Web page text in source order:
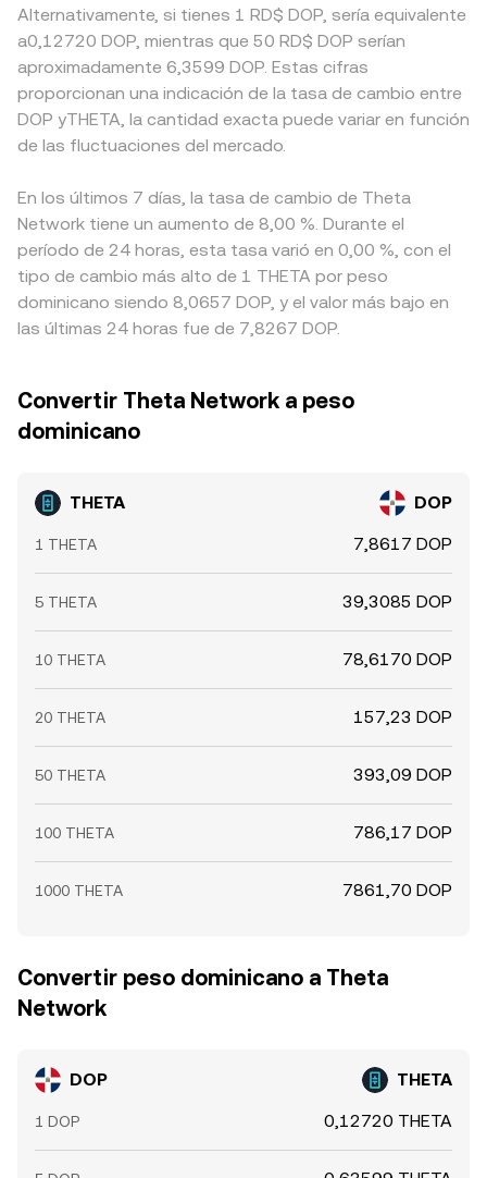
Alternativamente, si tienes 1 RD$ DOP, sería equivalente
a0,12720 DOP, mientras que 50 RD$ DOP serían
aproximadamente 6,3599 DOP. Estas cifras
proporcionan una indicación de la tasa de cambio entre
DOP yTHETA, la cantidad exacta puede variar en función
de las fluctuaciones del mercado.
En los últimos 7 días, la tasa de cambio de Theta
Network tiene un aumento de 8,00 %. Durante el
período de 24 horas, esta tasa varió en 0,00 %, con el
tipo de cambio más alto de 1 THETA por peso
dominicano siendo 8,0657 DOP, y el valor más bajo en
las últimas 24 horas fue de 7,8267 DOP.
Convertir Theta Network a peso
dominicano
THETA DOP
1 THETA 7,8617 DOP
5 THETA 39,3085 DOP
10 THETA 78,6170 DOP
20 THETA 157,23 DOP
50 THETA 393,09 DOP
100 THETA 786,17 DOP
1000 THETA 7861,70 DOP
Convertir peso dominicano a Theta
Network
DOP THETA
1 DOP 0,12720 THETA